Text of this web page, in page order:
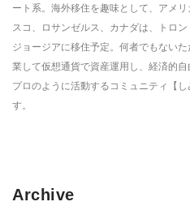
ート系。海外移住を趣味として、アメ
スコ、ロサンゼルス、カナダは、トロ
ジョージアに移住予定。何者でもない
業して仮想通貨で資産運用し、経済的
プロのように活動するコミュニティ【
す。
Archive